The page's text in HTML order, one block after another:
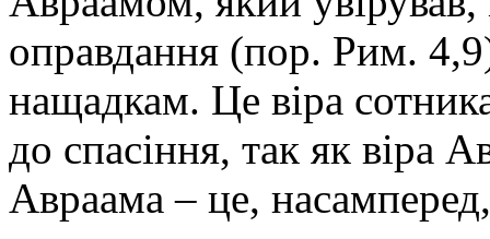
оправдання (пор. Рим.
нащадкам. Це віра
до спасіння, так як віра
Авраама – це,